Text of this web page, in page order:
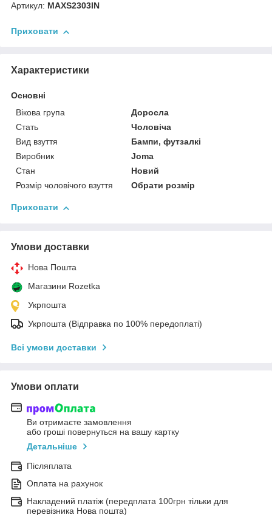
Артикул: MAXS2303IN
Приховати
Характеристики
Основні
Вікова група
Доросла
Стать
Чоловіча
Вид взуття
Бампи, футзалкі
Виробник
Joma
Стан
Новий
Розмір чоловічого взуття
Обрати розмір
Приховати
Умови доставки
Нова Пошта
Магазини Rozetka
Укрпошта
Укрпошта (Відправка по 100% передоплаті)
Всі умови доставки
Умови оплати
Ви отримаєте замовлення
або гроші повернуться на вашу картку
Детальніше
Післяплата
Оплата на рахунок
Накладений платіж (передплата 100грн тільки для
перевізника Нова пошта)